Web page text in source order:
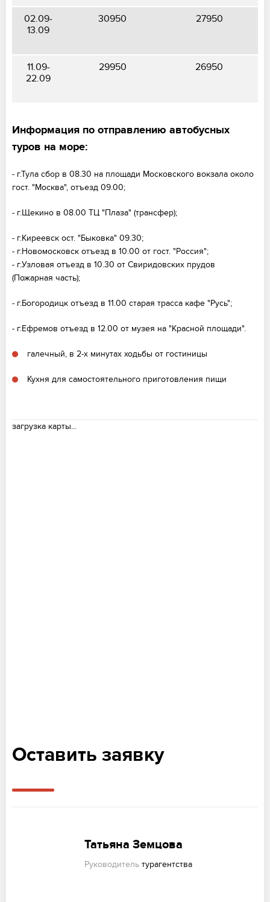
02.09-
13.09
30950 27950
11.09-
22.09
29950 26950
Информация по отправлению автобусных
туров на море:
- г.Тула сбор в 08.30 на площади Московского вокзала около
гост. "Москва", отъезд 09.00;
- г.Щекино в 08.00 ТЦ "Плаза" (трансфер);
- г.Киреевск ост. "Быковка" 09.30;
- г.Новомосковск отъезд в 10.00 от гост. "Россия";
- г.Узловая отъезд в 10.30 от Свиридовских прудов
(Пожарная часть);
- г.Богородицк отъезд в 11.00 старая трасса кафе "Русь";
- г.Ефремов отъезд в 12.00 от музея на "Красной площади".
галечный, в 2-х минутах ходьбы от гостиницы
Кухня для самостоятельного приготовления пищи
загрузка карты...
Оставить заявку
Татьяна Земцова
Руководитель турагентства